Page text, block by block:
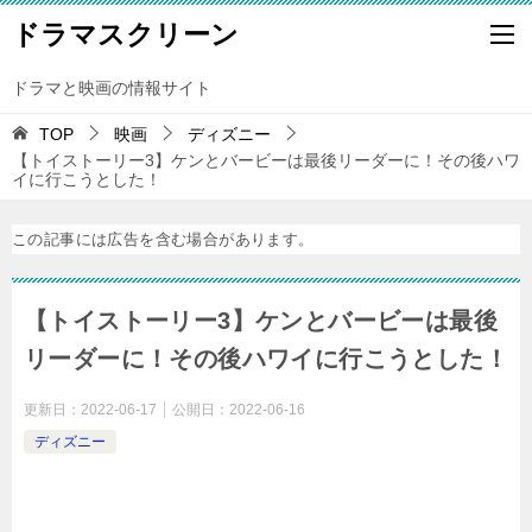
ドラマスクリーン
ドラマと映画の情報サイト
TOP 映画
ディズニー
【トイストーリー3】ケンとバービーは最後リーダーに！その後ハワ
イに行こうとした！
この記事には広告を含む場合があります。
【トイストーリー3】ケンとバービーは最後
リーダーに！その後ハワイに行こうとした！
更新日： 2022-06-17 公開日： 2022-06-16
ディズニー